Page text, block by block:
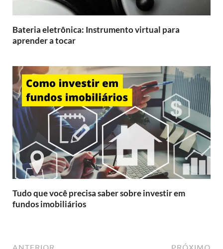
Bateria eletrônica: Instrumento virtual para
aprender a tocar
Tudo que você precisa saber sobre investir em
fundos imobiliários